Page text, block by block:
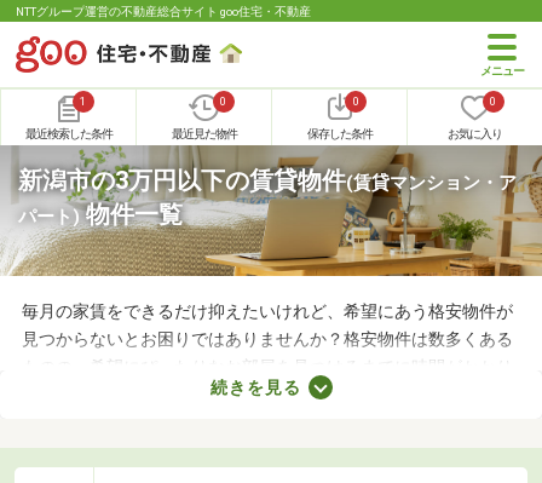
NTTグループ運営の不動産総合サイト goo住宅・不動産
1
最近検索した条件
0
最近見た物件
0
保存した条件
0
お気に入り
新潟市の3万円以下の賃貸物件(賃貸マンション・ア
パート)物件一覧
毎月の家賃をできるだけ抑えたいけれど、希望にあう格安物件が
見つからないとお困りではありませんか？格安物件は数多くある
ものの、希望にぴったりなお部屋を見つけるまでに時間がかかり
ます。ここでは、費用重視の方におすすめの家賃3万円以下の物
るお部屋を探してみましょう。
続きを見る